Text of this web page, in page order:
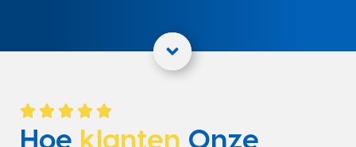
Hoe klanten Onze